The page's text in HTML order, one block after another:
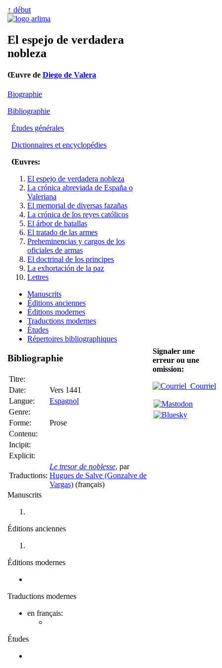
↑ début
El espejo de verdadera
nobleza
Œuvre de Diego de Valera
Biographie
Bibliographie
Études générales
Dictionnaires et encyclopédies
Œuvres:
El espejo de verdadera nobleza
La crónica abreviada de España o
Valeriana
El memorial de diversas fazañas
La crónica de los reyes católicos
El árbor de batallas
El tratado de las armes
Preheminencias y cargos de los
oficiales de armas
El doctrinal de los principes
La exhortación de la paz
Lettres
Manuscrits
Éditions anciennes
Éditions modernes
Traductions modernes
Études
Répertoires bibliographiques
Bibliographie
Titre:
Date:
Vers 1441
Langue:
Espagnol
Genre:
Forme:
Prose
Contenu:
Incipit:
Explicit:
Traductions:
Le tresor de noblesse, par
Hugues de Salve (Gonzalve de
Vargas) (français)
Manuscrits
Éditions anciennes
Éditions modernes
Traductions modernes
en français:
Études
Signaler une
erreur ou une
omission:
Courriel